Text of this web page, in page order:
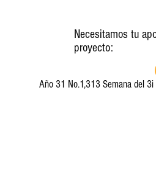
Necesitamos tu
proyecto:
Año 31 No.1,313 Semana del